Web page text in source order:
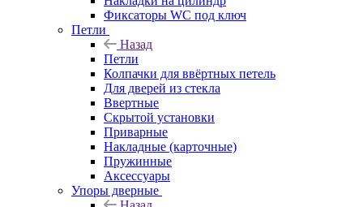
Фиксаторы WC под ключ
Петли
Назад
Петли
Колпачки для ввёртных петель
Для дверей из стекла
Ввертные
Скрытой установки
Приварные
Накладные (карточные)
Пружинные
Аксессуары
Упоры дверные